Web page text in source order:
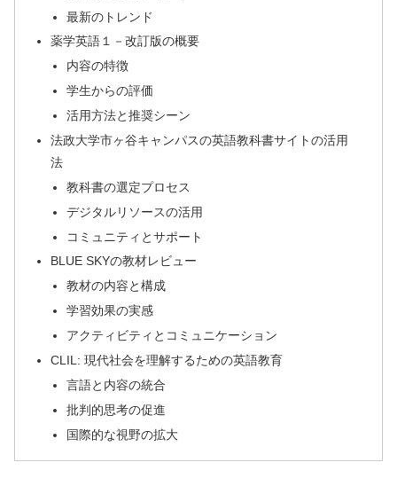
最新のトレンド
薬学英語１－改訂版の概要
内容の特徴
学生からの評価
活用方法と推奨シーン
法政大学市ヶ谷キャンパスの英語教科書サイトの活用
法
教科書の選定プロセス
デジタルリソースの活用
コミュニティとサポート
BLUE SKYの教材レビュー
教材の内容と構成
学習効果の実感
アクティビティとコミュニケーション
CLIL: 現代社会を理解するための英語教育
言語と内容の統合
批判的思考の促進
国際的な視野の拡大